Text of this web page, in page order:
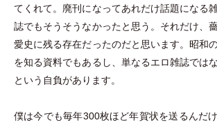
てくれて。廃刊になってあれだけ話題になる
誌でもそうそうなかったと思う。それだけ、
愛史に残る存在だったのだと思います。昭和
を知る資料でもあるし、単なるエロ雑誌では
という自負があります。
僕は今でも毎年300枚ほど年賀状を送るんだ